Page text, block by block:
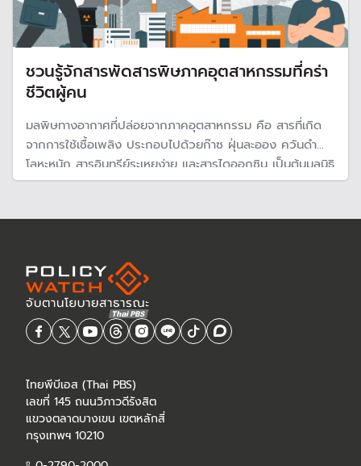
ชวนรู้จักสารพัดสารพิษภาคอุตสาหกรรมที่คร่า
ชีวิตผู้คน
มลพิษทางอากาศที่ปล่อยจากภาคอุตสาหกรรม คือ สารที่เกิด
จากการใช้เชื้อเพลิง ประกอบไปด้วยก๊าซ ฝุ่นละออง ควันดำ
โลหะหนัก สารอินทรีย์ระเหยง่าย และสารไดออกซิน เป็นต้นมูลนิธิ
บูรณะนิเวศ ได้รวบรวมข้อมูลอันตรายจากสารพิษเหล่านี้ ใน
ทางอากาศกับผลกระทบแสนอันตราย”
ไทยพีบีเอส (Thai PBS)
เลขที่ 145 ถนนวิภาวดีรังสิต
แขวงตลาดบางเขน เขตหลักสี่
กรุงเทพฯ 10210